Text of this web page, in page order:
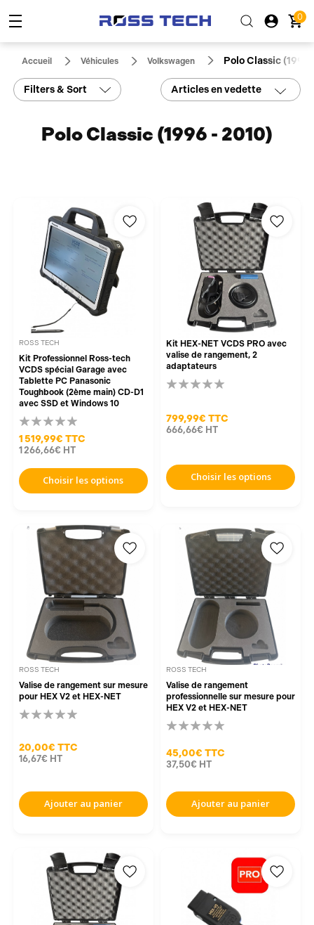
0
Accueil Véhicules Volkswagen Polo Classic (1996
Filters & Sort Articles en vedette
Polo Classic (1996 - 2010)
ROSS TECH
Kit Professionnel Ross-tech
VCDS spécial Garage avec
Tablette PC Panasonic
Toughbook (2ème main) CD-D1
avec SSD et Windows 10
1 519,99€ TTC
1 266,66€ HT
Choisir les options
Kit HEX-NET VCDS PRO avec
valise de rangement, 2
adaptateurs
799,99€ TTC
666,66€ HT
Choisir les options
ROSS TECH
Valise de rangement sur mesure
pour HEX V2 et HEX-NET
20,00€ TTC
16,67€ HT
Ajouter au panier
ROSS TECH
Valise de rangement
professionnelle sur mesure pour
HEX V2 et HEX-NET
45,00€ TTC
37,50€ HT
Ajouter au panier